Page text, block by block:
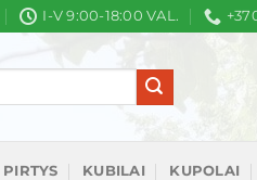
I-V 9:00-18:00 VAL.
PIRTYS KUBILAI KUPOLAI